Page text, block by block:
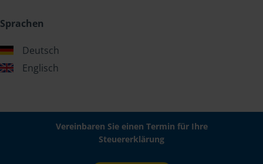
Sprachen
Deutsch
Englisch
Vereinbaren Sie einen Termin für Ihre
Steuererklärung